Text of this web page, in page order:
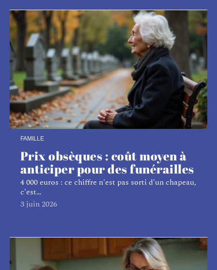
FAMILLE
Prix obsèques : coût moyen à
anticiper pour des funérailles
4 000 euros : ce chiffre n'est pas sorti d'un chapeau,
c'est…
3 juin 2026